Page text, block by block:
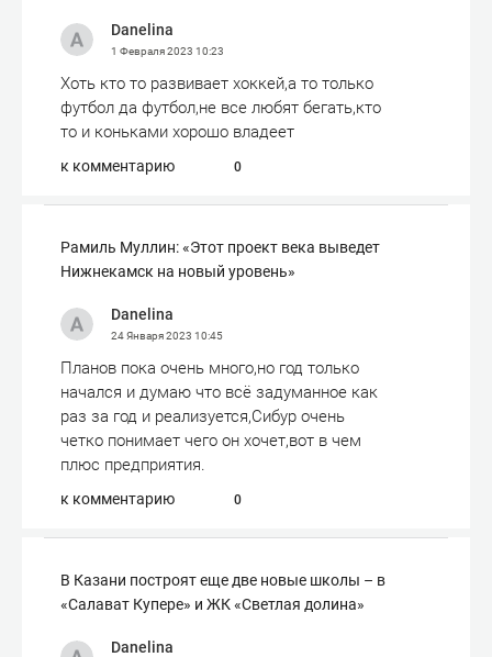
Danelina
1 Февраля 2023 10:23
Хоть кто то развивает хоккей,а то только
футбол да футбол,не все любят бегать,кто
то и коньками хорошо владеет
к комментарию 0
Рамиль Муллин: «Этот проект века выведет
Нижнекамск на новый уровень»
Danelina
24 Января 2023 10:45
Планов пока очень много,но год только
начался и думаю что всё задуманное как
раз за год и реализуется,Сибур очень
четко понимает чего он хочет,вот в чем
плюс предприятия.
к комментарию 0
В Казани построят еще две новые школы – в
«Салават Купере» и ЖК «Светлая долина»
Danelina